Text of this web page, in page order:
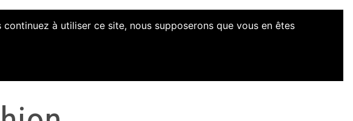
à utiliser ce site, nous supposerons que vous en êtes